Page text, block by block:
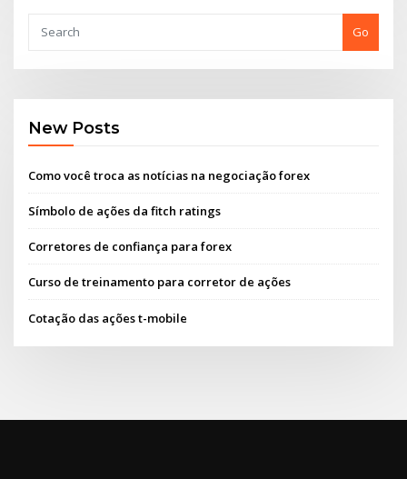
Go
New Posts
Como você troca as notícias na negociação forex
Símbolo de ações da fitch ratings
Corretores de confiança para forex
Curso de treinamento para corretor de ações
Cotação das ações t-mobile